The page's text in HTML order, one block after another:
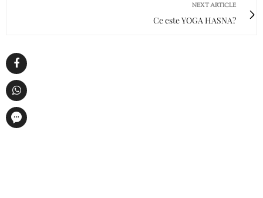
NEXT ARTICLE
Ce este YOGA HASNA?